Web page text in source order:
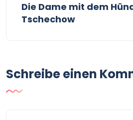
Die Dame mit dem
Tschechow
Schreibe einen